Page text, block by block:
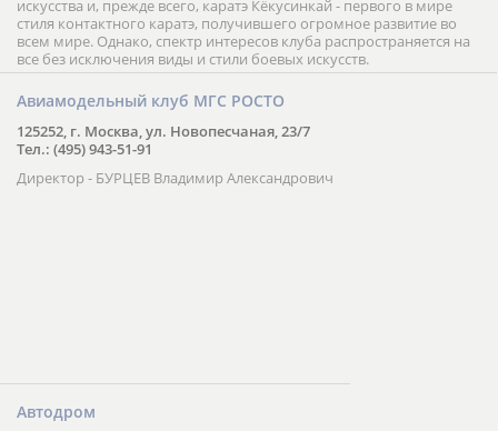
искусства и, прежде всего, каратэ Кёкусинкай - первого в мире
стиля контактного каратэ, получившего огромное развитие во
всем мире. Однако, спектр интересов клуба распространяется на
все без исключения виды и стили боевых искусств.
Авиамодельный клуб МГС РОСТО
125252, г. Москва, ул. Новопесчаная, 23/7
Тел.: (495) 943-51-91
Директор - БУРЦЕВ Владимир Александрович
Автодром